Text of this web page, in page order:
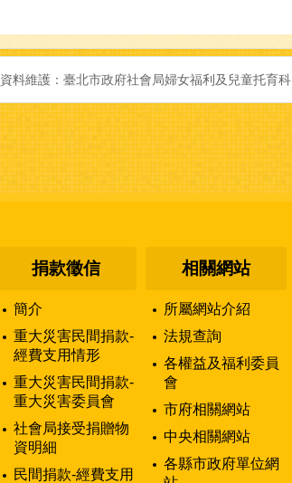
資料維護： 臺北市政府社會局婦女福利及兒童托育科
捐款徵信
簡介
重大災害民間捐款-
經費支用情形
重大災害民間捐款-
重大災害委員會
社會局接受捐贈物
資明細
民間捐款-經費支用
相關網站
所屬網站介紹
法規查詢
各權益及福利委員
會
市府相關網站
中央相關網站
各縣市政府單位網